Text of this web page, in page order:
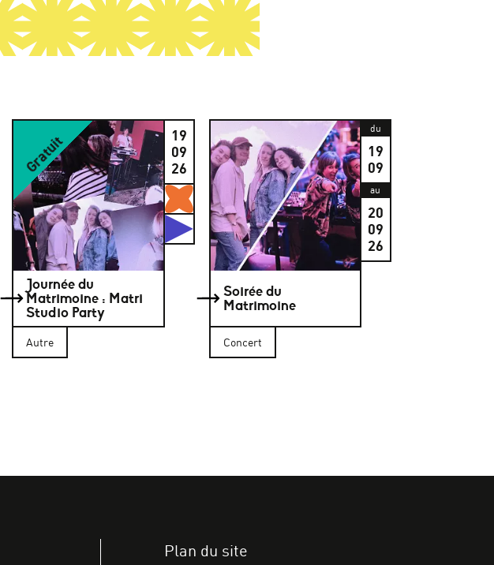
Studios
Gratuit
Journée du
Matrimoine : Matri
Studio Party
19
09
26
Gratuits
Studios
Autre
Soirée du
Matrimoine
du
19
09
au
20
09
26
Concert
de page
Plan du site